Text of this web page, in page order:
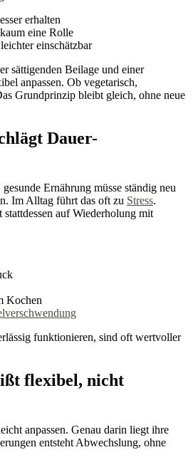
erhalten
eine Rolle
einschätzbar
sättigenden Beilage und einer
anpassen. Ob vegetarisch,
Grundprinzip bleibt gleich, ohne neue
Dauer-
Ernährung müsse ständig neu
Im Alltag führt das oft zu Stress.
auf Wiederholung mit
Kochen
funktionieren, sind oft wertvoller
flexibel, nicht
anpassen. Genau darin liegt ihre
entsteht Abwechslung, ohne